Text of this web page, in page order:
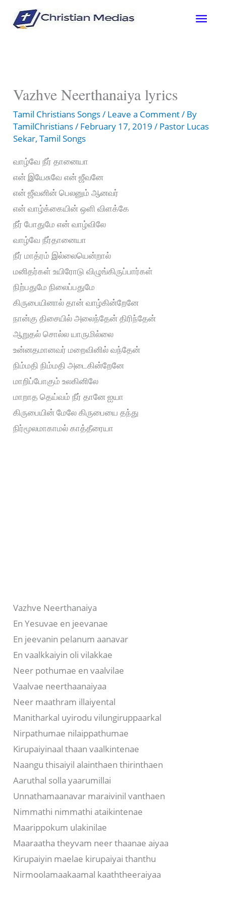
Vazhve Neerthanaiya lyrics
Tamil Christians Songs/ Leave a Comment/ By
TamilChristians/ February 17, 2019/ Pastor Lucas
Sekar,Tamil Songs
வாழ்வே நீர் தானையா
என் இயேசுவே என் ஜீவனே
என் ஜீவனின் பெலனும் ஆனவர்
என் வாழ்க்கையின் ஒளி விளக்கே
நீர் போதுமே என் வாழ்விலே
வாழ்வே நீர்தானையா
நீர் மாத்ரம் இல்லையென்றால்
மனிதர்கள் உயிரோடு விழுங்கிருப்பார்கள்
நிற்பதுமே நிலைப்பதுமே
கிருபையினால் தான் வாழ்கின்றேனே
நான்கு திசையில் அலைந்தேன் திரிந்தேன்
ஆறுதல் சொல்ல யாருமில்லை
உன்னதமானவர் மறைவினில் வந்தேன்
நிம்மதி நிம்மதி அடைகின்றேனே
மாறிப்போகும் உலகினிலே
மாறாத தெய்வம் நீர் தானே ஐயா
கிருபையின் மேலே கிருபையை தந்து
நிர்மூலமாகாமல் காத்தீரையா
Vazhve Neerthanaiya
En Yesuvae en jeevanae
En jeevanin pelanum aanavar
En vaalkkaiyin oli vilakkae
Neer pothumae en vaalvilae
Vaalvae neerthaanaiyaa
Neer maathram illaiyental
Manitharkal uyirodu vilungiruppaarkal
Nirpathumae nilaippathumae
Kirupaiyinaal thaan vaalkintenae
Naangu thisaiyil alainthaen thirinthaen
Aaruthal solla yaarumillai
Unnathamaanavar maraivinil vanthaen
Nimmathi nimmathi ataikintenae
Maarippokum ulakinilae
Maaraatha theyvam neer thaanae aiyaa
Kirupaiyin maelae kirupaiyai thanthu
Nirmoolamaakaamal kaaththeeraiyaa